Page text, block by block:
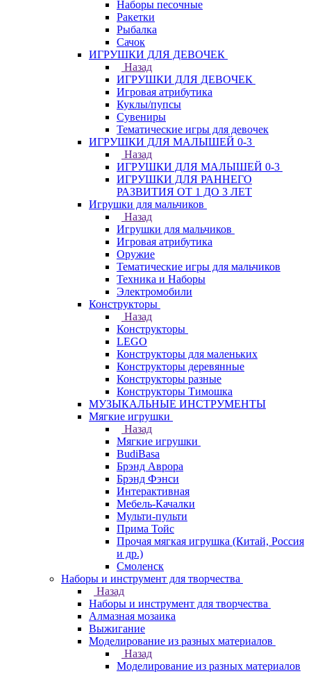
Наборы песочные
Ракетки
Рыбалка
Сачок
ИГРУШКИ ДЛЯ ДЕВОЧЕК
Назад
ИГРУШКИ ДЛЯ ДЕВОЧЕК
Игровая атрибутика
Куклы/пупсы
Сувениры
Тематические игры для девочек
ИГРУШКИ ДЛЯ МАЛЫШЕЙ 0-3
Назад
ИГРУШКИ ДЛЯ МАЛЫШЕЙ 0-3
ИГРУШКИ ДЛЯ РАННЕГО
РАЗВИТИЯ ОТ 1 ДО 3 ЛЕТ
Игрушки для мальчиков
Назад
Игрушки для мальчиков
Игровая атрибутика
Оружие
Тематические игры для мальчиков
Техника и Наборы
Электромобили
Конструкторы
Назад
Конструкторы
LEGO
Конструкторы для маленьких
Конструкторы деревянные
Конструкторы разные
Конструкторы Тимошка
МУЗЫКАЛЬНЫЕ ИНСТРУМЕНТЫ
Мягкие игрушки
Назад
Мягкие игрушки
BudiBasa
Брэнд Аврора
Брэнд Фэнси
Интерактивная
Мебель-Качалки
Мульти-пульти
Прима Тойс
Прочая мягкая игрушка (Китай, Россия
и др.)
Смоленск
Наборы и инструмент для творчества
Назад
Наборы и инструмент для творчества
Алмазная мозаика
Выжигание
Моделирование из разных материалов
Назад
Моделирование из разных материалов